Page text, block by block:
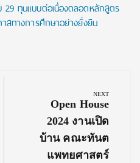
ทุนแบบต่อเนื่องตลอดหลักสูตร
สทางการศึกษาอย่างยั่งยืน
NEXT
Next
Post:
Open House
2024 งานเปิด
บ้าน คณะทันต
แพทยศาสตร์